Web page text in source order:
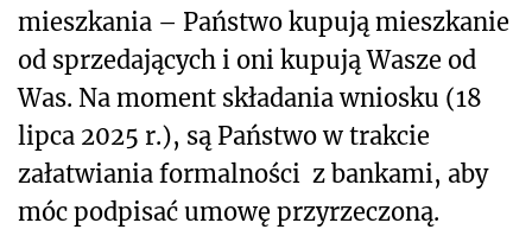
mieszkania – Państwo kupują mieszkanie
od sprzedających i oni kupują Wasze od
Was. Na moment składania wniosku (18
lipca 2025 r.), są Państwo w trakcie
załatwiania formalności z bankami, aby
móc podpisać umowę przyrzeczoną.